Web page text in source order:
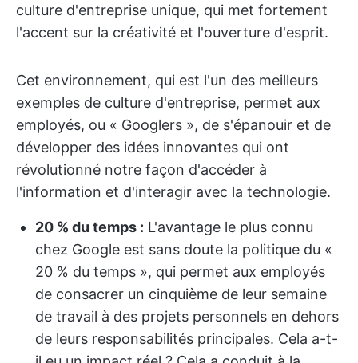
culture d'entreprise unique, qui met fortement
l'accent sur la créativité et l'ouverture d'esprit.
Cet environnement, qui est l'un des meilleurs
exemples de culture d'entreprise, permet aux
employés, ou « Googlers », de s'épanouir et de
développer des idées innovantes qui ont
révolutionné notre façon d'accéder à
l'information et d'interagir avec la technologie.
20 % du temps : L'avantage le plus connu
chez Google est sans doute la politique du «
20 % du temps », qui permet aux employés
de consacrer un cinquième de leur semaine
de travail à des projets personnels en dehors
de leurs responsabilités principales. Cela a-t-